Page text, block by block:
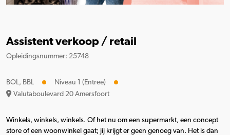
Assistent verkoop / retail
Opleidingsnummer: 25748
BOL, BBL
Niveau 1 (Entree)
Valutaboulevard 20 Amersfoort
Winkels, winkels, winkels. Of het nu om een supermarkt, een concept
store of een woonwinkel gaat; jij krijgt er geen genoeg van. Het is dan